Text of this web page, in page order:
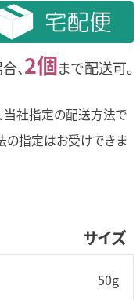
、2個まで配送可。
社指定の配送方法で
指定はお受けできま
サイズ
50g